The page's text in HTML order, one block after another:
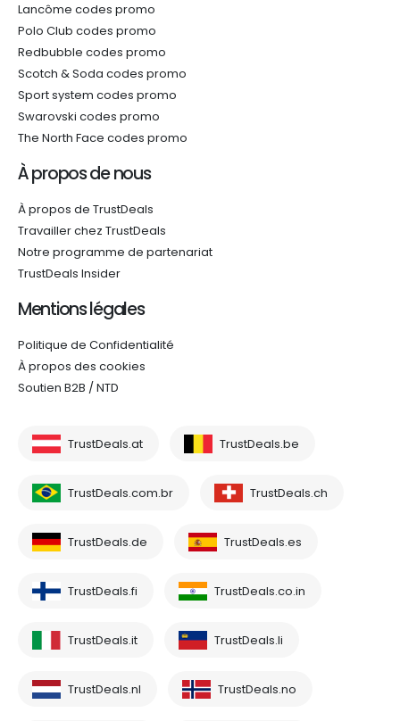
Lancôme codes promo
Polo Club codes promo
Redbubble codes promo
Scotch & Soda codes promo
Sport system codes promo
Swarovski codes promo
The North Face codes promo
À propos de nous
À propos de TrustDeals
Travailler chez TrustDeals
Notre programme de partenariat
TrustDeals Insider
Mentions légales
Politique de Confidentialité
À propos des cookies
Soutien B2B / NTD
TrustDeals.at TrustDeals.be
TrustDeals.com.br TrustDeals.ch
TrustDeals.de TrustDeals.es
TrustDeals.fi TrustDeals.co.in
TrustDeals.it TrustDeals.li
TrustDeals.nl TrustDeals.no